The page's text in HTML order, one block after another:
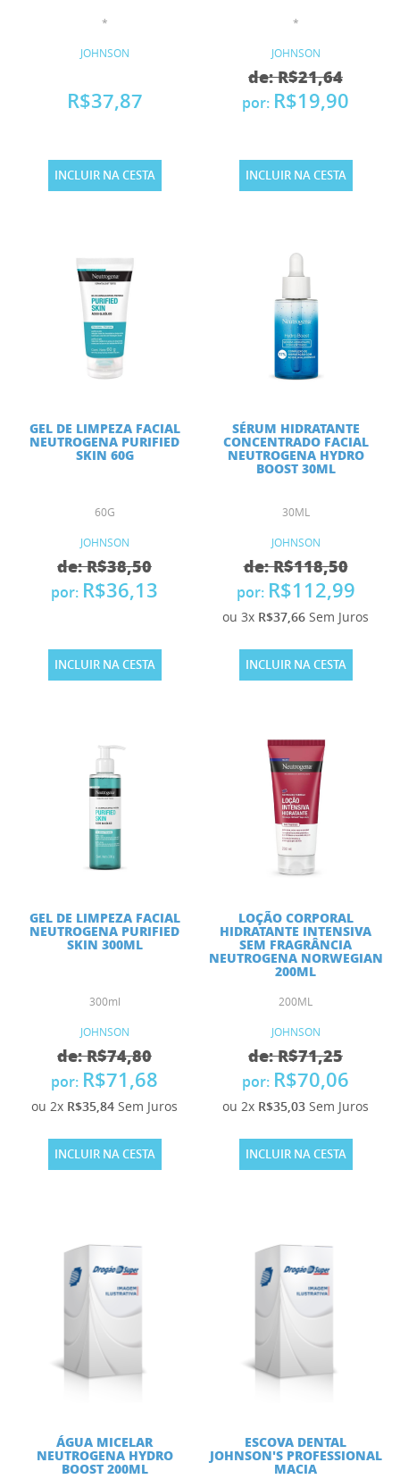
*
JOHNSON
R$37,87
INCLUIR NA CESTA
*
JOHNSON
de: R$21,64
por: R$19,90
INCLUIR NA CESTA
GEL DE LIMPEZA FACIAL
NEUTROGENA PURIFIED
SKIN 60G
60G
JOHNSON
de: R$38,50
por: R$36,13
INCLUIR NA CESTA
SÉRUM HIDRATANTE
CONCENTRADO FACIAL
NEUTROGENA HYDRO
BOOST 30ML
30ML
JOHNSON
de: R$118,50
por: R$112,99
ou 3x R$37,66 Sem Juros
INCLUIR NA CESTA
GEL DE LIMPEZA FACIAL
NEUTROGENA PURIFIED
SKIN 300ML
300ml
JOHNSON
de: R$74,80
por: R$71,68
ou 2x R$35,84 Sem Juros
INCLUIR NA CESTA
LOÇÃO CORPORAL
HIDRATANTE INTENSIVA
SEM FRAGRÂNCIA
NEUTROGENA NORWEGIAN
200ML
200ML
JOHNSON
de: R$71,25
por: R$70,06
ou 2x R$35,03 Sem Juros
INCLUIR NA CESTA
ÁGUA MICELAR
NEUTROGENA HYDRO
BOOST 200ML
ESCOVA DENTAL
JOHNSON'S PROFESSIONAL
MACIA